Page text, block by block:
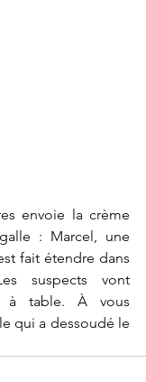
envoie la crème
: Marcel, une
fait étendre dans
suspects vont
à table. À vous
qui a dessoudé le